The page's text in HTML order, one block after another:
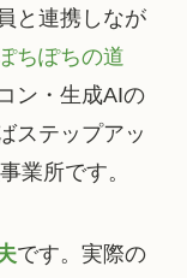
と連携しなが
ちぽちの道
ン・生成AIの
ステップアッ
業所です。
です。実際の